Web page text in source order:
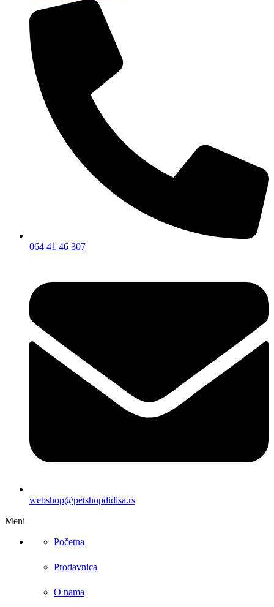
064 41 46 307
webshop@petshopdidisa.rs
Meni
Početna
Prodavnica
O nama